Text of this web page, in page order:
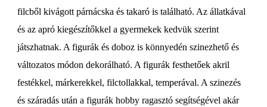
filcből kivágott párnácska és takaró is található. Az állatkával
és az apró kiegészítőkkel a gyermekek kedvük szerint
játszhatnak. A figurák és doboz is könnyedén szinezhető és
változatos módon dekorálható. A figurák festhetőek akril
festékkel, márkerekkel, filctollakkal, temperával. A szinezés
és száradás után a figurák hobby ragasztó segítségével akár